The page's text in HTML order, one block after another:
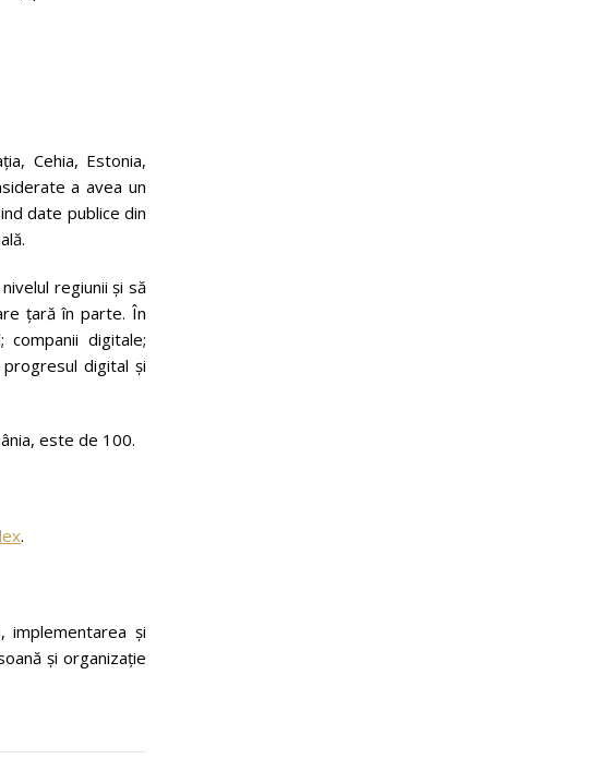
Cehia, Estonia,
a avea un
date publice din
regiunii și să
țară în parte. În
digitale;
digital și
este de 100.
.
implementarea și
și organizație